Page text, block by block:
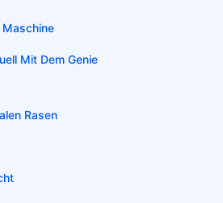
Maschine
Mit Dem Genie
Rasen